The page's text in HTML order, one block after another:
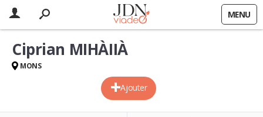
MENU
Ajouter
Ciprian MIHÀIIÀ
MONS